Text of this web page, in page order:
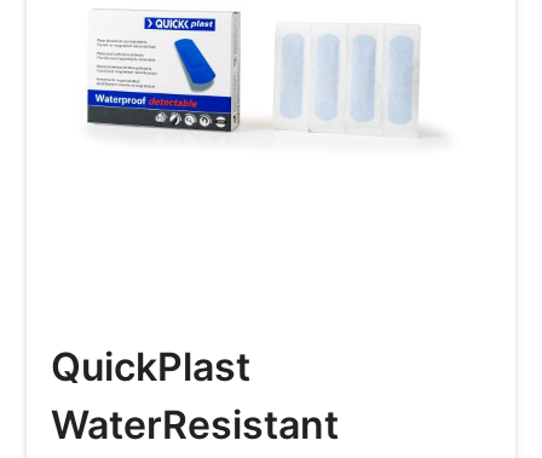
QuickPlast
WaterResistant